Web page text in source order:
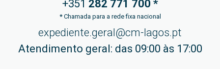
+351 282 771 700 *
*Chamada para a rede fixa nacional
expediente.geral@cm-lagos.pt
Atendimento geral: das 09:00 às 17:00